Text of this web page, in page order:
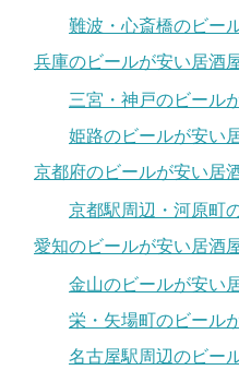
難波・心斎橋のビー
兵庫のビールが安い居酒
三宮・神戸のビール
姫路のビールが安い
京都府のビールが安い居
京都駅周辺・河原町
愛知のビールが安い居酒
金山のビールが安い
栄・矢場町のビール
名古屋駅周辺のビー